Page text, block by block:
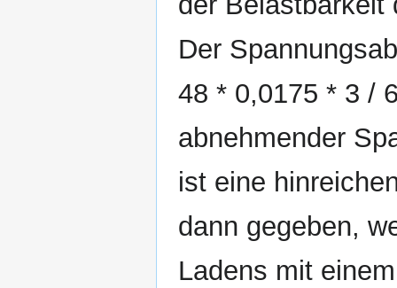
Der
48 * 0,0175 * 3 /
abnehmender
ist eine
dann gegeben,
Ladens mit